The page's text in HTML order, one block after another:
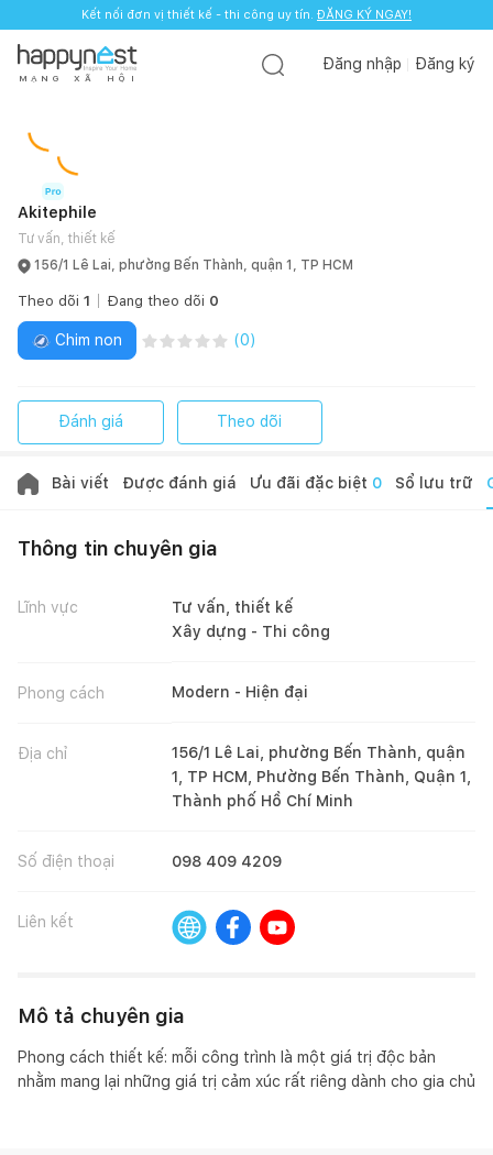
Kết nối đơn vị thiết kế - thi công uy tín. ĐĂNG KÝ NGAY!
M Ạ N G X Ã H Ộ I
Đăng nhập Đăng ký
Akitephile
Tư vấn, thiết kế
156/1 Lê Lai, phường Bến Thành, quận 1, TP HCM
Theo dõi 1 Đang theo dõi 0
Chim non (0)
Đánh giá Theo dõi
Bài viết Được đánh giá Ưu đãi đặc biệt 0 Sổ lưu trữ
Thông tin chuyên gia
Lĩnh vực
Tư vấn, thiết kế
Xây dựng - Thi công
Phong cách Modern - Hiện đại
Địa chỉ
156/1 Lê Lai, phường Bến Thành, quận
1, TP HCM, Phường Bến Thành, Quận 1,
Thành phố Hồ Chí Minh
Số điện thoại 098 409 4209
Liên kết
Mô tả chuyên gia
Phong cách thiết kế: mỗi công trình là một giá trị độc bản
nhằm mang lại những giá trị cảm xúc rất riêng dành cho gia chủ